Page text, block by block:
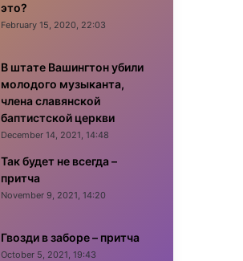
это?
February 15, 2020, 22:03
В штате Вашингтон убили
молодого музыканта,
члена славянской
баптистской церкви
December 14, 2021, 14:48
Так будет не всегда –
притча
November 9, 2021, 14:20
Гвозди в заборе – притча
October 5, 2021, 19:43